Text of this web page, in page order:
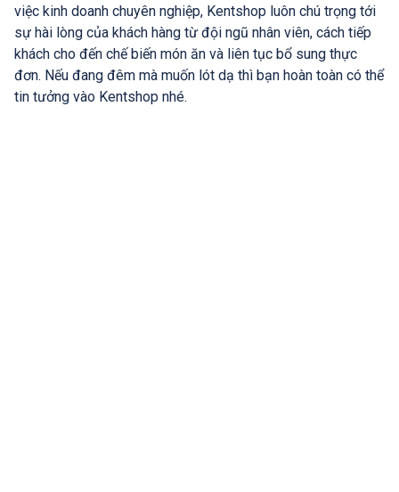
việc kinh doanh chuyên nghiệp, Kentshop luôn chú trọng tới
sự hài lòng của khách hàng từ đội ngũ nhân viên, cách tiếp
khách cho đến chế biến món ăn và liên tục bổ sung thực
đơn. Nếu đang đêm mà muốn lót dạ thì bạn hoàn toàn có thể
tin tưởng vào Kentshop nhé.